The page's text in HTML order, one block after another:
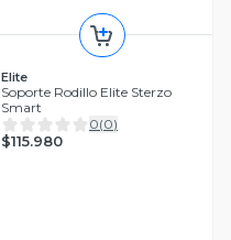
Elite
Soporte Rodillo Elite Sterzo
Smart
0(0)
$115.980